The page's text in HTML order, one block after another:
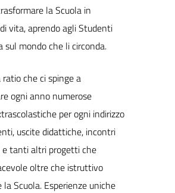
la Scuola in
vita, aprendo agli Studenti
sul mondo che li circonda.
che ci spinge a
ogni anno numerose
per ogni indirizzo
uscite didattiche, incontri
e tanti altri progetti che
oltre che istruttivo
Scuola. Esperienze uniche